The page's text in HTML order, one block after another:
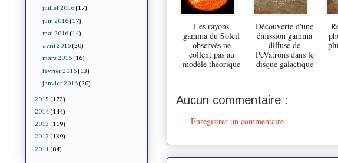
Les rayons
gamma du Soleil
observés ne
collent pas au
modèle théorique
Découverte d'une
émission gamma
diffuse de
PeVatrons dans le
disque galactique
Aucun commentaire :
Enregistrer un commentaire
juillet 2016 (17)
juin 2016 (17)
mai 2016 (14)
avril 2016 (20)
mars 2016 (16)
février 2016 (13)
janvier 2016 (20)
2015 (172)
2014 (144)
2013 (119)
2012 (139)
2011 (84)